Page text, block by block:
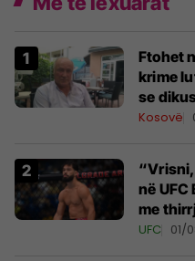
Ftohet
krime
se
Kosovë
në
me
tribunat
UFC 01/